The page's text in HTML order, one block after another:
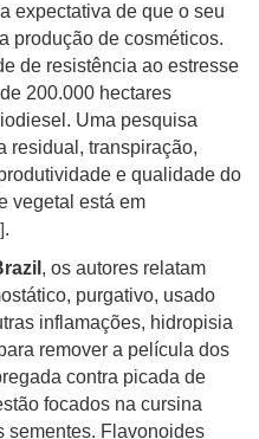
expectativa de que o seu
produção de cosméticos.
de resistência ao estresse
200.000 hectares
Uma pesquisa
residual, transpiração,
e qualidade do
vegetal está em
.
, os autores relatam
purgativo, usado
inflamações, hidropisia
remover a película dos
contra picada de
focados na cursina
sementes. Flavonoides